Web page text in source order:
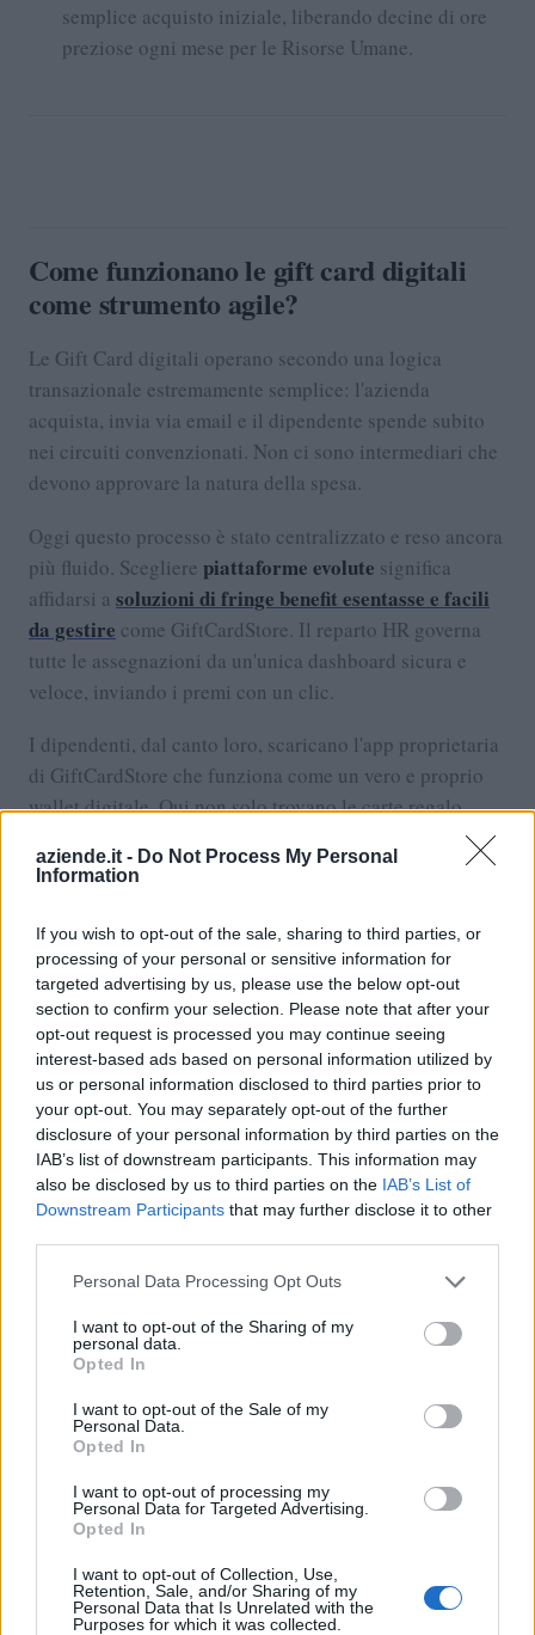
aziende.it - Do Not Process My Personal
Information
If you wish to opt-out of the sale, sharing to third parties, or
processing of your personal or sensitive information for
targeted advertising by us, please use the below opt-out
section to confirm your selection. Please note that after your
opt-out request is processed you may continue seeing
interest-based ads based on personal information utilized by
us or personal information disclosed to third parties prior to
your opt-out. You may separately opt-out of the further
disclosure of your personal information by third parties on the
IAB’s list of downstream participants. This information may
also be disclosed by us to third parties on the IAB’s List of
Downstream Participants that may further disclose it to other
Personal Data Processing Opt Outs
I want to opt-out of the Sharing of my
personal data.
Opted In
I want to opt-out of the Sale of my
Personal Data.
Opted In
I want to opt-out of processing my
Personal Data for Targeted Advertising.
Opted In
I want to opt-out of Collection, Use,
Retention, Sale, and/or Sharing of my
Personal Data that Is Unrelated with the
Purposes for which it was collected.
semplice acquisto iniziale, liberando decine di ore
preziose ogni mese per le Risorse Umane.
Come funzionano le gift card digitali
come strumento agile?
Le Gift Card digitali operano secondo una logica
transazionale estremamente semplice: l'azienda
acquista, invia via email e il dipendente spende subito
nei circuiti convenzionati. Non ci sono intermediari che
devono approvare la natura della spesa.
Oggi questo processo è stato centralizzato e reso ancora
più fluido. Scegliere piattaforme evolute significa
affidarsi a soluzioni di fringe benefit esentasse e facili
da gestire come GiftCardStore. Il reparto HR governa
tutte le assegnazioni da un'unica dashboard sicura e
veloce, inviando i premi con un clic.
I dipendenti, dal canto loro, scaricano l'app proprietaria
di GiftCardStore che funziona come un vero e proprio
wallet digitale. Qui non solo trovano le carte regalo
Gift Card Multibrand,
che garantiscono al team la massima libertà di scelta,
quotidiana, fino al pagamento delle bollette, ma possono
accedere anche a sconti, voucher e persino volantini dei
supermercati. Si crea così un ecosistema chiuso, sicuro e
totalmente orientato al risparmio reale e immediato
della persona.
ESPERIENZA PRATICA: IL CASO
DELL'AZIENDA MANIFATTURIERA E IL
"TEMPO RITROVATO"
Una PMI del settore logistico con 120 dipendenti ha
scoprendo che il 38% dei fondi assegnati rimaneva
inutilizzato. I lavoratori di magazzino, poco inclini a
usare interfacce complesse da desktop a fine turno,
rinunciavano di fatto ai rimborsi. Passando a un sistema
basato esclusivamente su Gift Card digitali erogate
tramite app per smartphone, l'azienda ha azzerato i
mese di lavoro amministrativo) e ha portato il tasso di
utilizzo dei benefit al 98% in soli tre mesi.